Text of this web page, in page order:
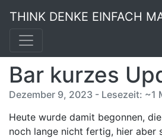
THINK DENKE EINFACH
Bar kurzes
Dezember 9, 2023 - Lesezeit: ~1
Heute wurde damit begonnen,
noch lange nicht fertig, hier aber